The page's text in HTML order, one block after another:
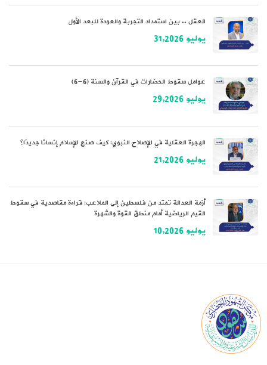
العقل .. بين استمداد التجربة والعودة للبعد الأول
يوليو 31,2026
عوامل سقوط الحضارات في القرآن والسنة (6-6)
يوليو 29,2026
الهجرة العقلية في الإصلاح النبوي: كيف صنع الإسلام إنسانًا جديدًا؟
يوليو 21,2026
أزمة العدالة تمتد من فلسطين إلى الملاعب: قراءة مقاصدية في سقوط
القيم الرياضية أمام منطق القوة والشهرة
يوليو 10,2026